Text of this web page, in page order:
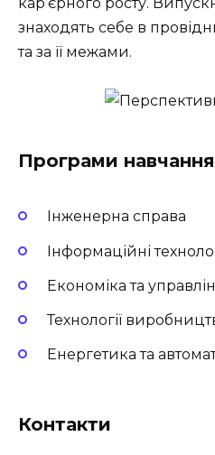
знаходять себе в
та за її межами.
Програми навчання
Інженерна справа
Інформаційні
Економіка та
Технології
Енергетика та
Контакти